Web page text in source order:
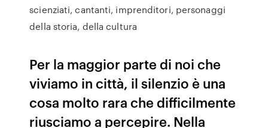
scienziati, cantanti, imprenditori, personaggi
della storia, della cultura
Per la maggior parte di noi che
viviamo in città, il silenzio è una
cosa molto rara che difficilmente
riusciamo a percepire. Nella